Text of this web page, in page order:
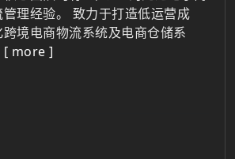
理经验。 致力于打造低运营成
境电商物流系统及电商仓储系
[ more ]